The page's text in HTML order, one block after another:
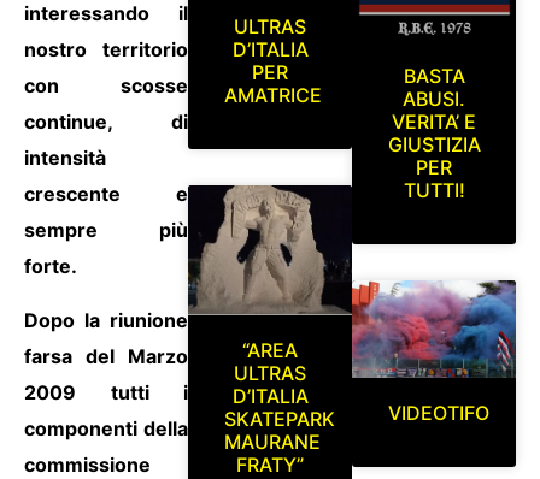
interessando il
nostro territorio
con scosse
continue, di
intensità
crescente e
sempre più
forte.
Dopo la riunione
farsa del Marzo
2009 tutti i
componenti della
commissione
ULTRAS
D’ITALIA
PER
AMATRICE
“AREA
ULTRAS
D’ITALIA
SKATEPARK
MAURANE
FRATY”
BASTA
ABUSI.
VERITA’ E
GIUSTIZIA
PER
TUTTI!
VIDEOTIFO